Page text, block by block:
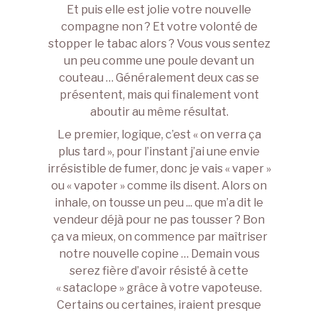
Et puis elle est jolie votre nouvelle
compagne non ? Et votre volonté de
stopper le tabac alors ? Vous vous sentez
un peu comme une poule devant un
couteau … Généralement deux cas se
présentent, mais qui finalement vont
aboutir au même résultat.
Le premier, logique, c’est « on verra ça
plus tard », pour l’instant j’ai une envie
irrésistible de fumer, donc je vais « vaper »
ou « vapoter » comme ils disent. Alors on
inhale, on tousse un peu ... que m’a dit le
vendeur déjà pour ne pas tousser ? Bon
ça va mieux, on commence par maîtriser
notre nouvelle copine … Demain vous
serez fière d’avoir résisté à cette
« sataclope » grâce à votre vapoteuse.
Certains ou certaines, iraient presque